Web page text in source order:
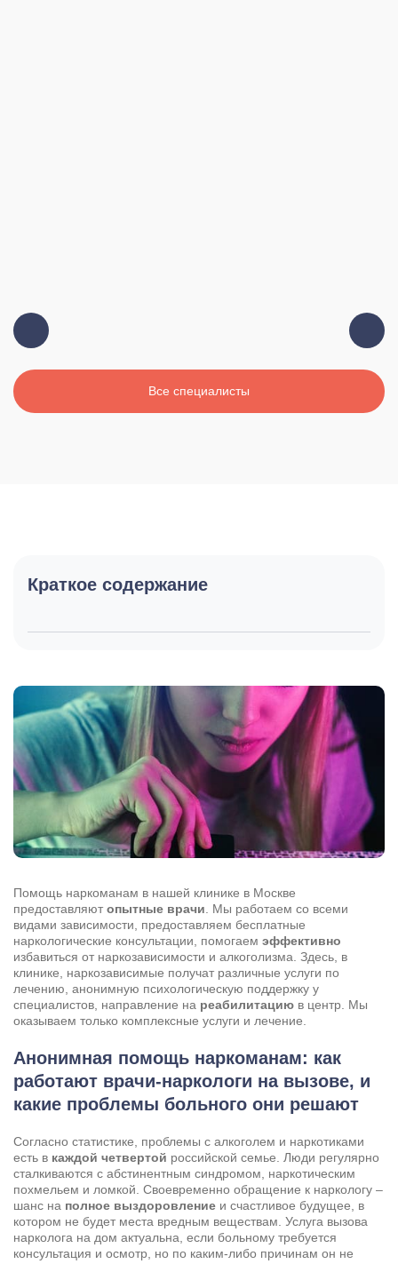
Все специалисты
Краткое содержание
Помощь наркоманам в нашей клинике в Москве
предоставляют опытные врачи . Мы работаем со всеми
видами зависимости, предоставляем бесплатные
наркологические консультации, помогаем эффективно
избавиться от наркозависимости и алкоголизма. Здесь, в
клинике, наркозависимые получат различные услуги по
лечению, анонимную психологическую поддержку у
специалистов, направление на реабилитацию в центр. Мы
оказываем только комплексные услуги и лечение.
Анонимная помощь наркоманам: как
работают врачи-наркологи на вызове, и
какие проблемы больного они решают
Согласно статистике, проблемы с алкоголем и наркотиками
есть в каждой четвертой российской семье. Люди регулярно
сталкиваются с абстинентным синдромом, наркотическим
похмельем и ломкой. Своевременно обращение к наркологу –
шанс на полное выздоровление и счастливое будущее, в
котором не будет места вредным веществам. Услуга вызова
нарколога на дом актуальна, если больному требуется
консультация и осмотр, но по каким-либо причинам он не
Бесплатная консультация
Оставьте данные и мы вам перезвоним!
Выбор города
Поиск по сайту
Задать вопрос
Задайте свой вопрос и мы ответим вам